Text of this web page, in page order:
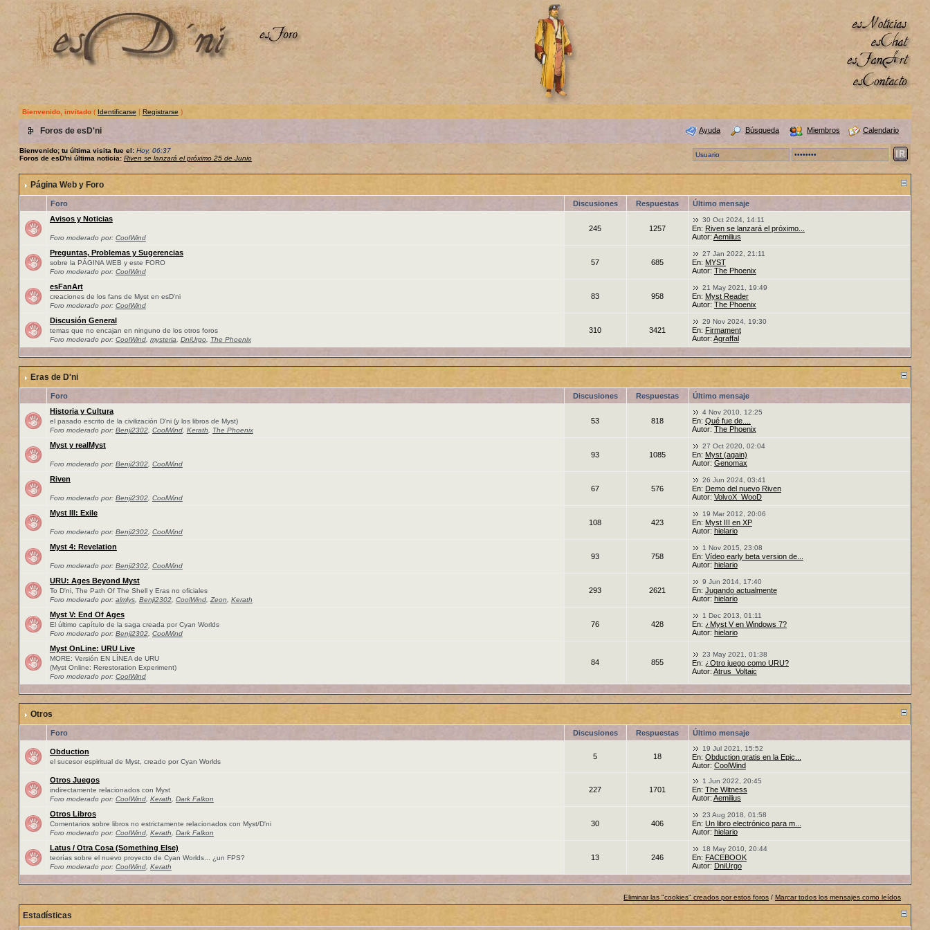
Bienvenido, invitado( Identificarse | Registrarse )
Foros de esD'ni Ayuda Búsqueda Miembros Calendario
Bienvenido; tu última visita fue el: Hoy, 06:37
Foros de esD'ni última noticia: Riven se lanzará el próximo 25 de Junio
Página Web y Foro
Foro Discusiones Respuestas
Último mensaje
Avisos y Noticias
Foro moderado por: CoolWind
245 1257
30 Oct 2024, 14:11
En: Riven se lanzará el próximo...
Autor: Aemilius
Preguntas, Problemas y Sugerencias
sobre la PÁGINA WEB y este FORO
Foro moderado por: CoolWind
57 685
27 Jan 2022, 21:11
En: MYST
Autor: The Phoenix
esFanArt
creaciones de los fans de Myst en esD'ni
Foro moderado por: CoolWind
83 958
21 May 2021, 19:49
En: Myst Reader
Autor: The Phoenix
Discusión General
temas que no encajan en ninguno de los otros foros
Foro moderado por: CoolWind, mysteria DniUrgo, The Phoenix
310 3421
29 Nov 2024, 19:30
En: Firmament
Autor: Agraffal
Eras de D'ni
Foro Discusiones Respuestas
Último mensaje
Historia y Cultura
el pasado escrito de la civilización D'ni (y los libros de Myst)
Foro moderado por: Benji2302, CoolWind, Kerath The Phoenix
53 818
4 Nov 2010, 12:25
En: Qué fue de....
Autor: The Phoenix
Myst y realMyst
Foro moderado por: Benji2302, CoolWind
93 1085
27 Oct 2020, 02:04
En: Myst (again)
Autor: Genomax
Riven
Foro moderado por: Benji2302, CoolWind
67 576
26 Jun 2024, 03:41
En: Demo del nuevo Riven
Autor: VolvoX_WooD
Myst III: Exile
Foro moderado por: Benji2302, CoolWind
108 423
19 Mar 2012, 20:06
En: Myst III en XP
Autor: hielario
Myst 4: Revelation
Foro moderado por: Benji2302, CoolWind
93 758
1 Nov 2015, 23:08
En: Vídeo early beta version de...
Autor: hielario
URU: Ages Beyond Myst
To D'ni, The Path Of The Shell y Eras no oficiales
Foro moderado por: almlys, Benji2302, CoolWind, Zeon Kerath
293 2621
9 Jun 2014, 17:40
En: Jugando actualmente
Autor: hielario
Myst V: End Of Ages
El último capítulo de la saga creada por Cyan Worlds
Foro moderado por: Benji2302, CoolWind
76 428
1 Dec 2013, 01:11
En: ¿Myst V en Windows 7?
Autor: hielario
Myst OnLine: URU Live
MORE: Versión EN LÍNEA de URU
(Myst Online: Rerestoration Experiment)
Foro moderado por: CoolWind
84 855
23 May 2021, 01:38
En: ¿Otro juego como URU?
Autor: Atrus_Voltaic
Otros
Foro Discusiones Respuestas Último mensaje
Obduction
el sucesor espiritual de Myst, creado por Cyan Worlds
5 18
19 Jul 2021, 15:52
En: Obduction gratis en la Epic...
Autor: CoolWind
Otros Juegos
indirectamente relacionados con Myst
Foro moderado por: CoolWind, Kerath Dark Falkon
227 1701
1 Jun 2022, 20:45
En: The Witness
Autor: Aemilius
Otros Libros
Comentarios sobre libros no estrictamente relacionados con Myst/D'ni
Foro moderado por: CoolWind, Kerath Dark Falkon
30 406
23 Aug 2018, 01:58
En: Un libro electrónico para m...
Autor: hielario
Latus / Otra Cosa (Something Else)
teorías sobre el nuevo proyecto de Cyan Worlds... ¿un FPS?
Foro moderado por: CoolWind, Kerath
13 246
18 May 2010, 20:44
En: FACEBOOK
Autor: DniUrgo
Eliminar las "cookies" creados por estos foros /Marcar todos los mensajes como leídos
Estadísticas